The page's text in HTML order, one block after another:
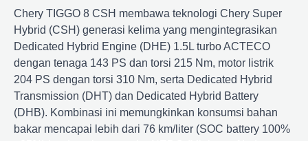
Chery TIGGO 8 CSH membawa teknologi Chery Super
Hybrid (CSH) generasi kelima yang mengintegrasikan
Dedicated Hybrid Engine (DHE) 1.5L turbo ACTECO
dengan tenaga 143 PS dan torsi 215 Nm, motor listrik
204 PS dengan torsi 310 Nm, serta Dedicated Hybrid
Transmission (DHT) dan Dedicated Hybrid Battery
(DHB). Kombinasi ini memungkinkan konsumsi bahan
bakar mencapai lebih dari 76 km/liter (SOC battery 100%